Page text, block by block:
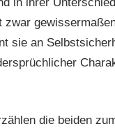
zwar
sie an
die beiden